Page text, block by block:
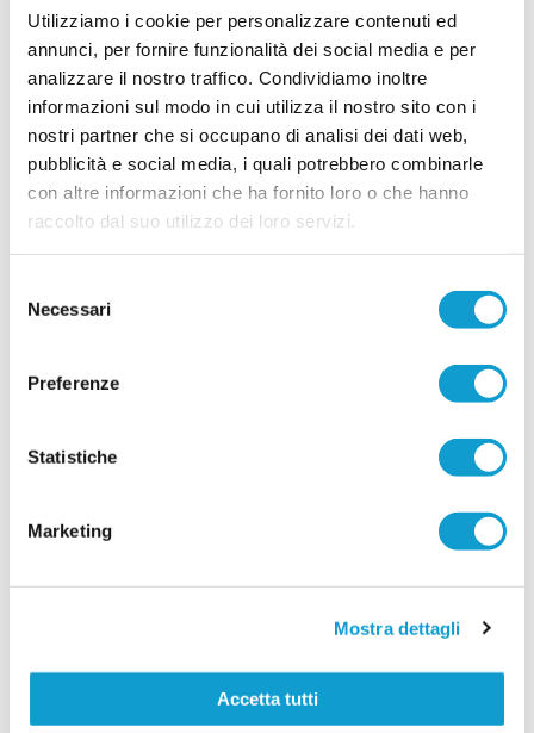
Utilizziamo i cookie per personalizzare contenuti ed
annunci, per fornire funzionalità dei social media e per
analizzare il nostro traffico. Condividiamo inoltre
informazioni sul modo in cui utilizza il nostro sito con i
nostri partner che si occupano di analisi dei dati web,
pubblicità e social media, i quali potrebbero combinarle
con altre informazioni che ha fornito loro o che hanno
raccolto dal suo utilizzo dei loro servizi.
delNecessari
Preferenze
Statistiche
Marketing
Mostra dettagli
Accetta tutti